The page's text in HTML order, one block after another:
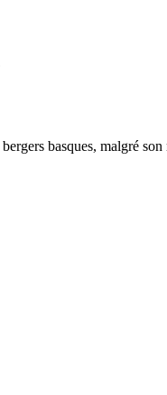
basques, malgré